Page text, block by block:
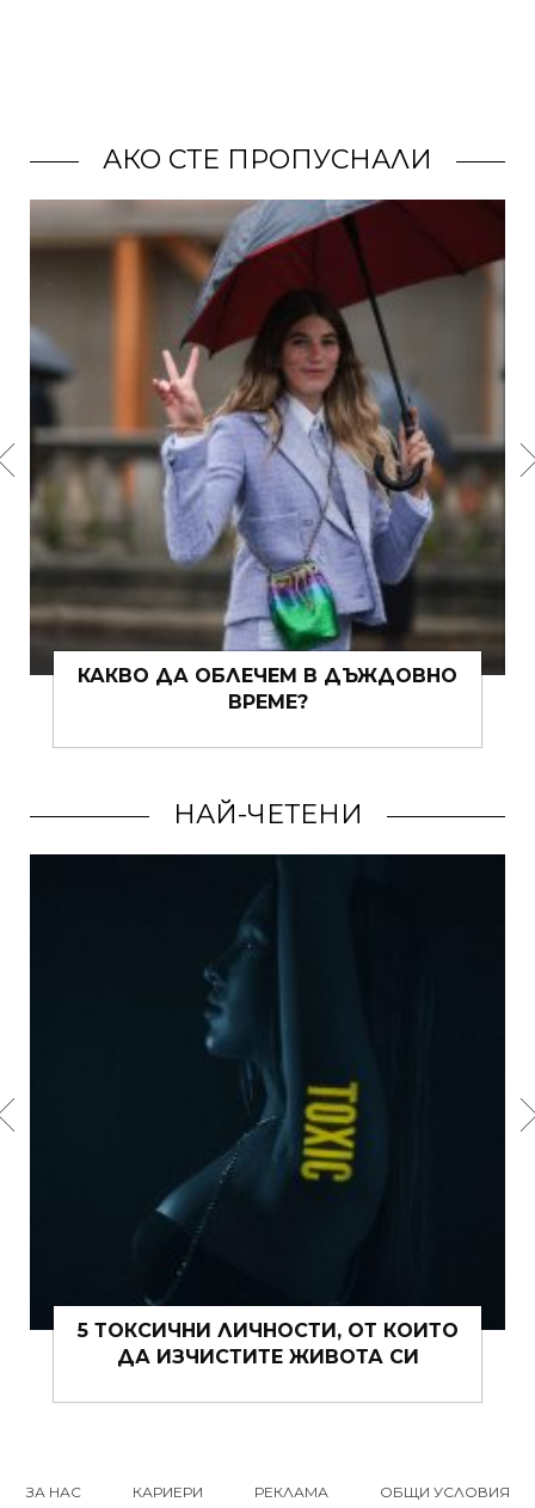
АКО СТЕ ПРОПУСНАЛИ
СТАТУС: „ВЪВ ВРЪЗКА С
ХОБИ“ – 10 ИДЕИ, ОТ КОИТО
НАЙ-ЧЕТЕНИ
ОТ КОИТО
ЖИВОТА СИ
15 ЩИПКИ РОМАНТИКА
ВИ ТОВА
ЗА НАС КАРИЕРИ РЕКЛАМА ОБЩИ УСЛОВИЯ